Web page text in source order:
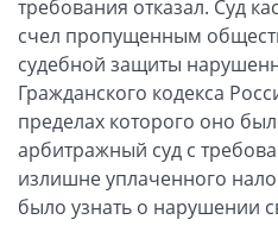
требования отказал. Суд
счел пропущенным
судебной защиты
Гражданского кодекса
пределах которого оно
арбитражный суд с
излишне уплаченного
было узнать о нарушении